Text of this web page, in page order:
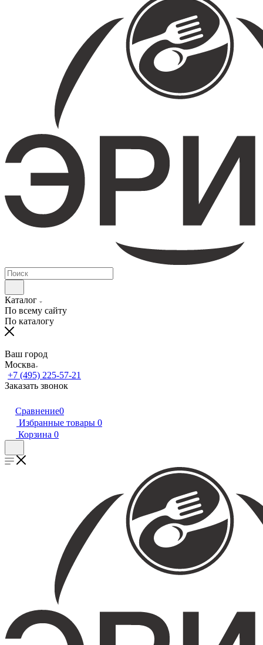
Каталог
По всему сайту
По каталогу
Ваш город
Москва
+7 (495) 225-57-21
Заказать звонок
Сравнение0
Избранные товары 0
Корзина 0